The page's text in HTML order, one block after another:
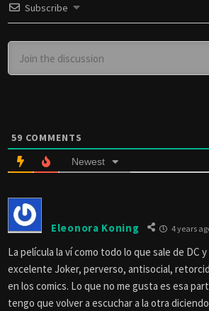
Subscribe
59 COMMENTS
Newest
Eleonora Koning 4 years
La película la ví como todo lo que sale de DC
excelente Joker, perverso, antisocial,
en los comics. Lo que no me gusta es esa
tengo que volver a escuchar a la otra